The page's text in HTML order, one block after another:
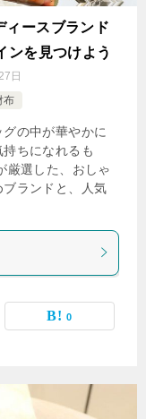
ィースブランド
ンを見つけよう
日
布
の中が華やかに
ちになれるも
厳選した、おしゃ
ランドと、人気
0